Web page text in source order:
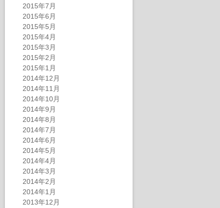
2015年7月
2015年6月
2015年5月
2015年4月
2015年3月
2015年2月
2015年1月
2014年12月
2014年11月
2014年10月
2014年9月
2014年8月
2014年7月
2014年6月
2014年5月
2014年4月
2014年3月
2014年2月
2014年1月
2013年12月